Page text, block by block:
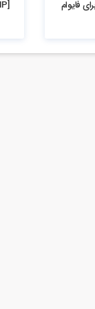
[VIP] دانلود ماد چری آریزو 8 برای فایوام